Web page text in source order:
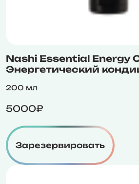
Nashi Essential Energy
Энергетический
200 мл
5000₽
Зарезервировать